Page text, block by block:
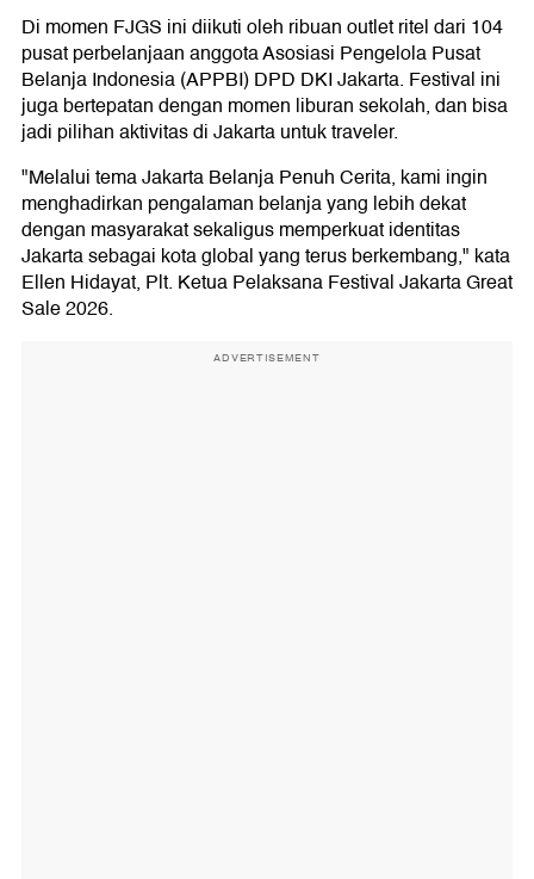
Di momen FJGS ini diikuti oleh ribuan outlet ritel dari 104
pusat perbelanjaan anggota Asosiasi Pengelola Pusat
Belanja Indonesia (APPBI) DPD DKI Jakarta. Festival ini
juga bertepatan dengan momen liburan sekolah, dan bisa
jadi pilihan aktivitas di Jakarta untuk traveler.
"Melalui tema Jakarta Belanja Penuh Cerita, kami ingin
menghadirkan pengalaman belanja yang lebih dekat
dengan masyarakat sekaligus memperkuat identitas
Jakarta sebagai kota global yang terus berkembang," kata
Ellen Hidayat, Plt. Ketua Pelaksana Festival Jakarta Great
Sale 2026.
ADVERTISEMENT